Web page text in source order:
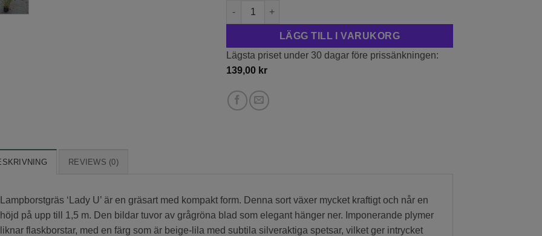
Lampborstgräs ‘Lady U’ mängd
LÄGG TILL I VARUKORG
Lägsta priset under 30 dagar före prissänkningen:
139,00 kr
REVIEWS (0)
Lampborstgräs ‘Lady U’ är en gräsart med kompakt form. Denna sort växer mycket kraftigt och når en
höjd på upp till 1,5 m. Den bildar tuvor av grågröna blad som elegant hänger ner. Imponerande plymer
liknar flaskborstar, med en färg som är beige-lila med subtila silveraktiga spetsar, vilket ger intrycket